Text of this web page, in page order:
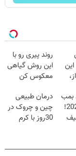
این
روند پیری رو با
این روش گیاهی
معکوس کن
بمب
جوانساز 2026!
درمان طبیعی
چین و چروک در
30روز با کرم